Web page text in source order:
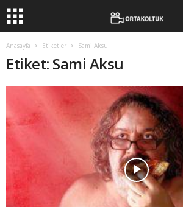
Anasayfa Etiketler Sami Aksu
Etiket: Sami Aksu